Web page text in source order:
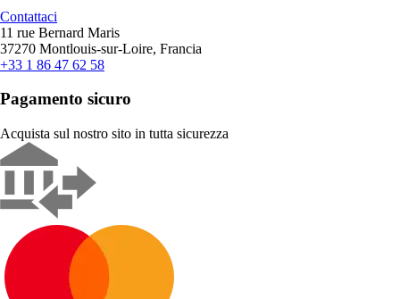
Contattaci
11 rue Bernard Maris
37270 Montlouis-sur-Loire, Francia
+33 1 86 47 62 58
Pagamento sicuro
Acquista sul nostro sito in tutta sicurezza